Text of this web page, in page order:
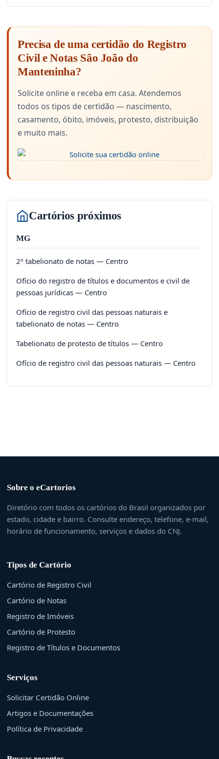
Precisa de uma certidão do Registro
Civil e Notas São João do
Manteninha?
Solicite online e receba em casa. Atendemos
todos os tipos de certidão — nascimento,
casamento, óbito, imóveis, protesto, distribuição
e muito mais.
Cartórios próximos
MG
2º tabelionato de notas — Centro
Ofício do registro de títulos e documentos e civil de
pessoas jurídicas — Centro
Ofício de registro civil das pessoas naturais e
tabelionato de notas — Centro
Tabelionato de protesto de títulos — Centro
Ofício de registro civil das pessoas naturais — Centro
Sobre o eCartorios
Diretório com todos os cartórios do Brasil organizados por
estado, cidade e bairro. Consulte endereço, telefone, e-mail,
horário de funcionamento, serviços e dados do CNJ.
Tipos de Cartório
Cartório de Registro Civil
Cartório de Notas
Registro de Imóveis
Cartório de Protesto
Registro de Títulos e Documentos
Serviços
Solicitar Certidão Online
Artigos e Documentações
Política de Privacidade